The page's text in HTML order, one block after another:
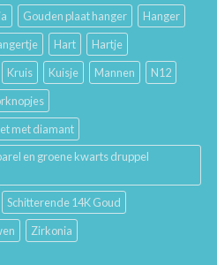
Gouden plaat hanger
Hanger
Hart
Hartje
Kruis Kuisje Mannen
N12
met diamant
en groene kwarts druppel
Schitterende 14K Goud
Zirkonia